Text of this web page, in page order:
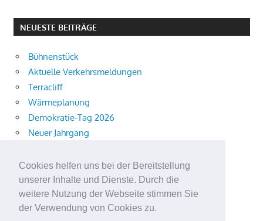
Cookies helfen uns bei der Bereitstellung
unserer Inhalte und Dienste. Durch die
weitere Nutzung der Webseite stimmen Sie
der Verwendung von Cookies zu.
NEUESTE BEITRÄGE
Bühnenstück
Aktuelle Verkehrsmeldungen
Terracliff
Wärmeplanung
Demokratie-Tag 2026
Neuer Jahrgang
Neue Auszubildende starten
Schulweg mit i-Dötzchen
Summersoul
Alkoholeinfluss